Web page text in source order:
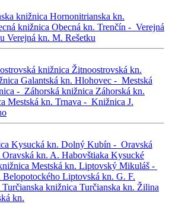
knižnica Hornonitrianska kn.
knižnica Obecná kn. Trenčín - Verejná
Verejná kn. M. Rešetku
knižnica Žitnoostrovská kn.
Galantská kn. Hlohovec - Mestská
- Záhorská knižnica Záhorská kn.
Mestská kn. Trnava - Knižnica J.
Kysucká kn. Dolný Kubín - Oravská
Oravská kn. A. Habovštiaka Kysucké
Mestská kn. Liptovský Mikuláš -
Liptovská kn. G. F.
Turčianska knižnica Turčianska kn. Žilina
kn.